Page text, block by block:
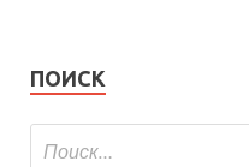
ПОИСК